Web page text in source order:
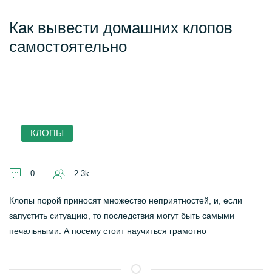
Как вывести домашних клопов
самостоятельно
КЛОПЫ
0 2.3k.
Клопы порой приносят множество неприятностей, и, если
запустить ситуацию, то последствия могут быть самыми
печальными. А посему стоит научиться грамотно